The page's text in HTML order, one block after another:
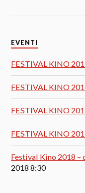
EVENTI
FESTIVAL KINO
FESTIVAL KINO
FESTIVAL KINO
FESTIVAL KINO
Festival Kino 2018 –
2018 8:30